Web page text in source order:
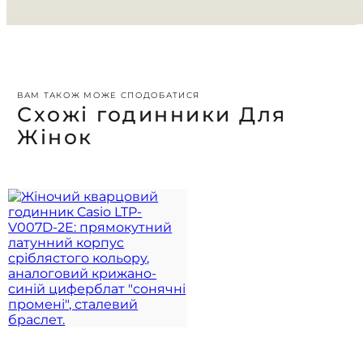
ВАМ ТАКОЖ МОЖЕ СПОДОБАТИСЯ
Схожі годинники Для
Жінок